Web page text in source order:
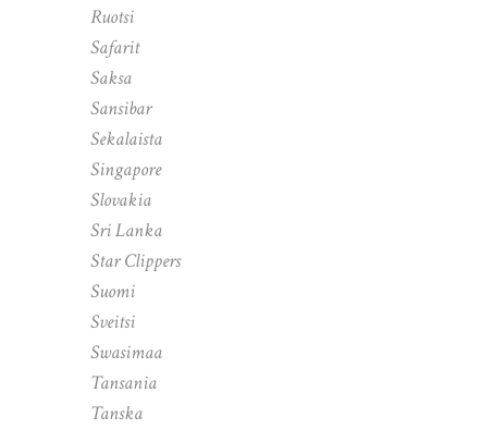
Ruotsi
Safarit
Saksa
Sansibar
Sekalaista
Singapore
Slovakia
Sri Lanka
Star Clippers
Suomi
Sveitsi
Swasimaa
Tansania
Tanska